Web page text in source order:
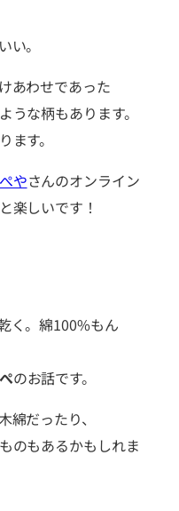
い。
あわせであった
な柄もあります。
す。
やさんのオンライン
楽しいです！
く。綿100%もん
のお話です。
綿だったり、
のもあるかもしれま